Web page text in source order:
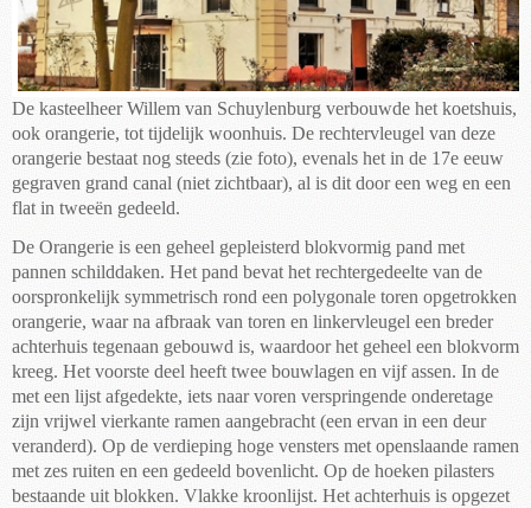
De kasteelheer Willem van Schuylenburg verbouwde het koetshuis,
ook orangerie, tot tijdelijk woonhuis. De rechtervleugel van deze
orangerie bestaat nog steeds (zie foto), evenals het in de 17e eeuw
gegraven grand canal (niet zichtbaar), al is dit door een weg en een
flat in tweeën gedeeld.
De Orangerie is een geheel gepleisterd blokvormig pand met
pannen schilddaken. Het pand bevat het rechtergedeelte van de
oorspronkelijk symmetrisch rond een polygonale toren opgetrokken
orangerie, waar na afbraak van toren en linkervleugel een breder
achterhuis tegenaan gebouwd is, waardoor het geheel een blokvorm
kreeg. Het voorste deel heeft twee bouwlagen en vijf assen. In de
met een lijst afgedekte, iets naar voren verspringende onderetage
zijn vrijwel vierkante ramen aangebracht (een ervan in een deur
veranderd). Op de verdieping hoge vensters met openslaande ramen
met zes ruiten en een gedeeld bovenlicht. Op de hoeken pilasters
bestaande uit blokken. Vlakke kroonlijst. Het achterhuis is opgezet